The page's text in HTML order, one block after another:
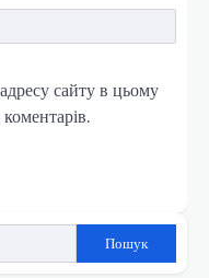
сайту в цьому
Пошук